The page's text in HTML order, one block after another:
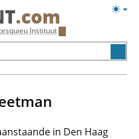
.com
Instituut
in Den Haag